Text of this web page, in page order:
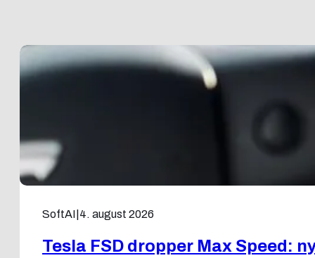
SoftAI 4. august 2026
Tesla FSD dropper Max Speed: